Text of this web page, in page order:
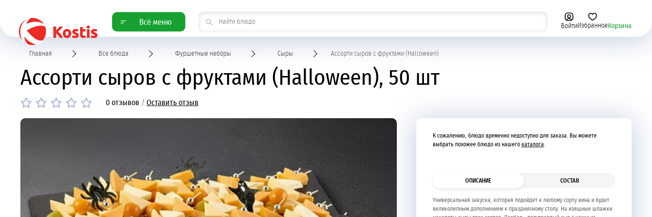
Всё меню ВойтиИзбранное Корзина
Главная Все блюда Фуршетные наборы Сыры Ассорти сыров с фруктами (Halloween)
Ассорти сыров с фруктами (Halloween), 50 шт
0 отзывов / Оставить отзыв
К сожалению, блюдо временно недоступно для заказа. Вы можете
выбрать похожее блюдо из нашего каталога
ОПИСАНИЕ СОСТАВ
Универсальная закуска, которая подойдет к любому сорту вина и будет
великолепным дополнением к праздничному столу. На изящные шпажки